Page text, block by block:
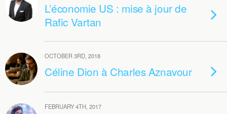
L’économie US : mise à jour de
Rafic Vartan
OCTOBER 3RD, 2018
Céline Dion à Charles Aznavour
FEBRUARY 4TH, 2017